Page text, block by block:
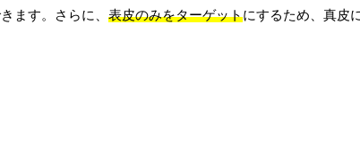
ます。さらに、 表皮のみをターゲットにするため、真皮